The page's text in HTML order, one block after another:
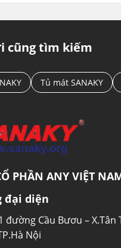
cũng tìm kiếm
Tủ mát SANAKY
PHẦN ANY VIỆT
đại diện
đường Cầu Bươu – X.Tân
Nội